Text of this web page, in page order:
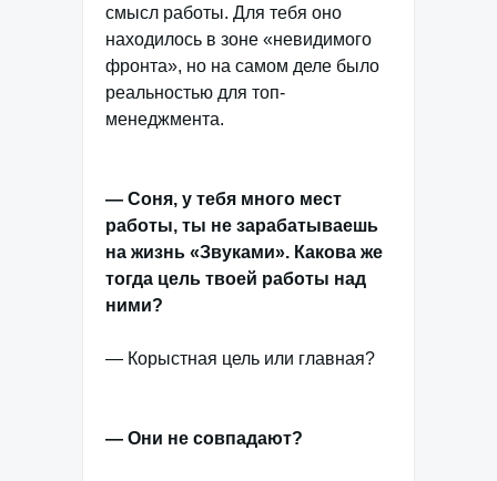
смысл работы. Для тебя оно
находилось в зоне «невидимого
фронта», но на самом деле было
реальностью для топ-
менеджмента.
— Соня, у тебя много мест
работы, ты не зарабатываешь
на жизнь «Звуками». Какова же
тогда цель твоей работы над
ними?
— Корыстная цель или главная?
— Они не совпадают?